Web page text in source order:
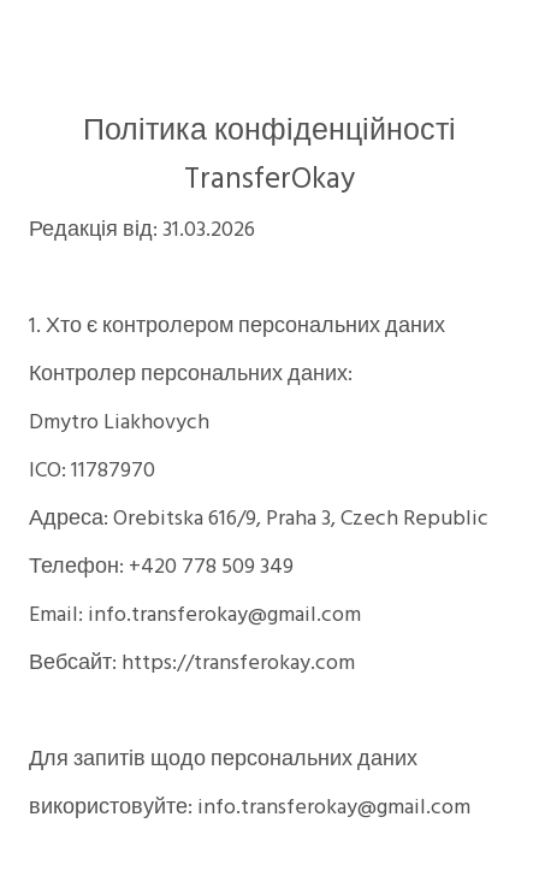
Політика конфіденційності
TransferOkay
Редакція від: 31.03.2026
1. Хто є контролером персональних даних
Контролер персональних даних:
Dmytro Liakhovych
ICO: 11787970
Адреса: Orebitska 616/9, Praha 3, Czech Republic
Телефон: +420 778 509 349
Email: info.transferokay@gmail.com
Вебсайт: https://transferokay.com
Для запитів щодо персональних даних
використовуйте: info.transferokay@gmail.com